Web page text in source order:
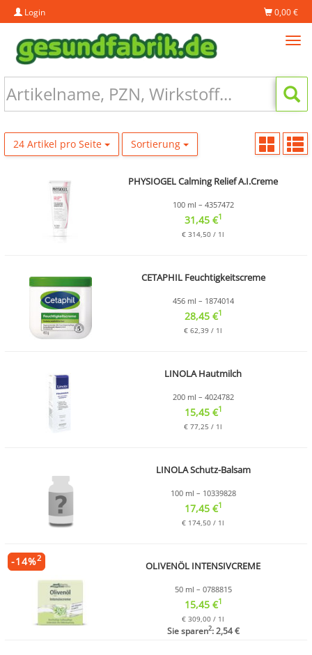
Login 0,00 €
24 Artikel pro Seite Sortierung
PHYSIOGEL Calming Relief A.I.Creme
100 ml – 4357472
31,45 €1
€ 314,50 / 1l
CETAPHIL Feuchtigkeitscreme
456 ml – 1874014
28,45 €1
€ 62,39 / 1l
LINOLA Hautmilch
200 ml – 4024782
15,45 €1
€ 77,25 / 1l
LINOLA Schutz-Balsam
100 ml – 10339828
17,45 €1
€ 174,50 / 1l
OLIVENÖL INTENSIVCREME
50 ml – 0788815
15,45 €1
€ 309,00 / 1l
Sie sparen2: 2,54 €
-14%2